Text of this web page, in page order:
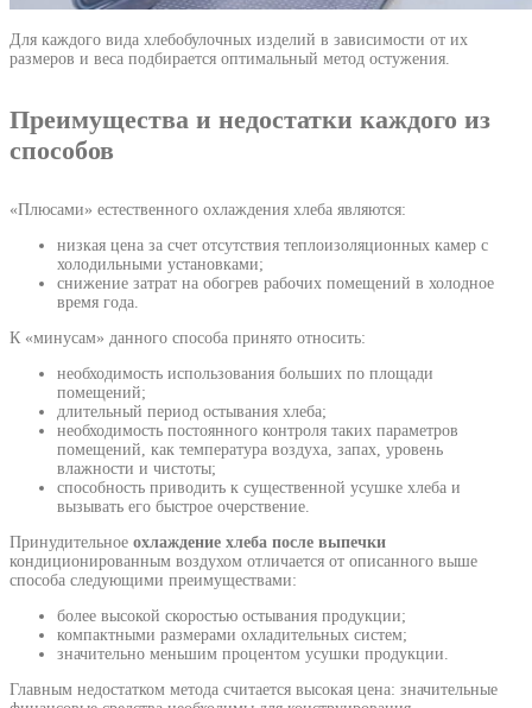
Для каждого вида хлебобулочных изделий в зависимости от их
размеров и веса подбирается оптимальный метод остужения.
Преимущества и недостатки каждого из
способов
«Плюсами» естественного охлаждения хлеба являются:
низкая цена за счет отсутствия теплоизоляционных камер с
холодильными установками;
снижение затрат на обогрев рабочих помещений в холодное
время года.
К «минусам» данного способа принято относить:
необходимость использования больших по площади
помещений;
длительный период остывания хлеба;
необходимость постоянного контроля таких параметров
помещений, как температура воздуха, запах, уровень
влажности и чистоты;
способность приводить к существенной усушке хлеба и
вызывать его быстрое очерствение.
Принудительное охлаждение хлеба после выпечки
кондиционированным воздухом отличается от описанного выше
способа следующими преимуществами:
более высокой скоростью остывания продукции;
компактными размерами охладительных систем;
значительно меньшим процентом усушки продукции.
Главным недостатком метода считается высокая цена: значительные